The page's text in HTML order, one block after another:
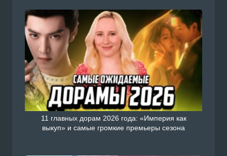
11 главных дорам 2026 года: «Империя как
выкуп» и самые громкие премьеры сезона